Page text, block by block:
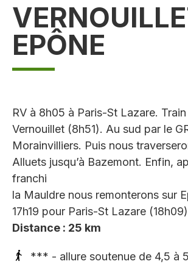
EPÔNE
RV à 8h05 à Paris-St Lazare.
Vernouillet (8h51). Au sud par le
Morainvilliers. Puis nous
Alluets jusqu’à Bazemont. Enfin,
franchi
la Mauldre nous remonterons sur
17h19 pour Paris-St Lazare
Distance : 25 km
*** - allure soutenue de 4,5 à